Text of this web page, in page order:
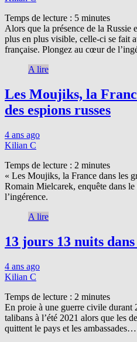
Temps de lecture : 5 minutes
Alors que la présence de la
plus en plus visible, celle-ci se fait
française. Plongez au cœur de
A lire
Les Moujiks, la
des espions russes
4 ans ago
Kilian C
Temps de lecture : 2 minutes
« Les Moujiks, la France dans les
Romain Mielcarek, enquête dans
l’ingérence.
A lire
13 jours 13 nuits
4 ans ago
Kilian C
Temps de lecture : 2 minutes
En proie à une guerre civile durant
talibans à l’été 2021 alors que les
quittent le pays et les ambassades…